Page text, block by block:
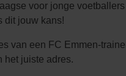
voor jonge
dit jouw kans!
van een FC Emmen-
het juiste adres.